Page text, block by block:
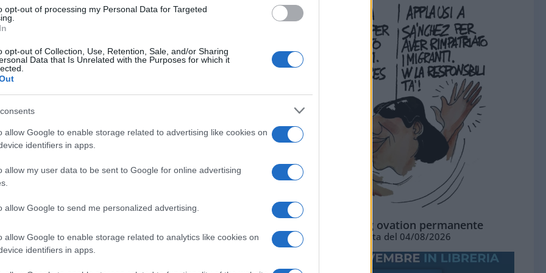
opt-out of processing my Personal Data for Targeted
opt-out of Collection, Use, Retention, Sale, and/or Sharing
Data that Is Unrelated with the Purposes for which it
allow Google to enable storage related to advertising like cookies on
identifiers in apps.
allow my user data to be sent to Google for online advertising
allow Google to send me personalized advertising.
allow Google to enable storage related to analytics like cookies on
identifiers in apps.
la loro marcia arrivando in
di cavalli e a colpire i poveri malcapitati
in Messico!”.
La standing ovation permanente
Vignetta del 04/08/2026